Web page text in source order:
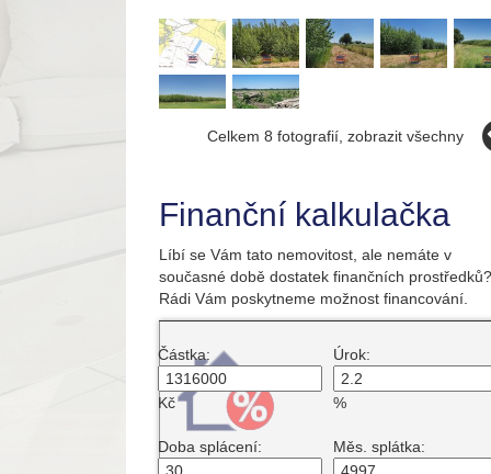
Celkem 8 fotografií, zobrazit všechny
Finanční kalkulačka
Líbí se Vám tato nemovitost, ale nemáte v
současné době dostatek finančních prostředků?
Rádi Vám poskytneme možnost financování.
Částka:
Kč
Úrok:
%
Doba splácení: Měs. splátka: